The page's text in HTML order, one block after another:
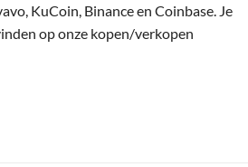
KuCoin, Binance en Coinbase. Je
op onze kopen/verkopen